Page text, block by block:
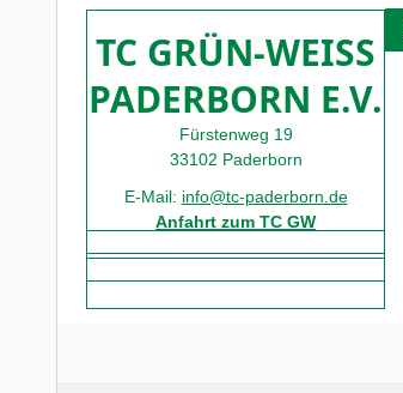
TC GRÜN-WEISS
PADERBORN E.V.
Fürstenweg 19
33102 Paderborn
E-Mail: info@tc-paderborn.de
Anfahrt zum TC GW